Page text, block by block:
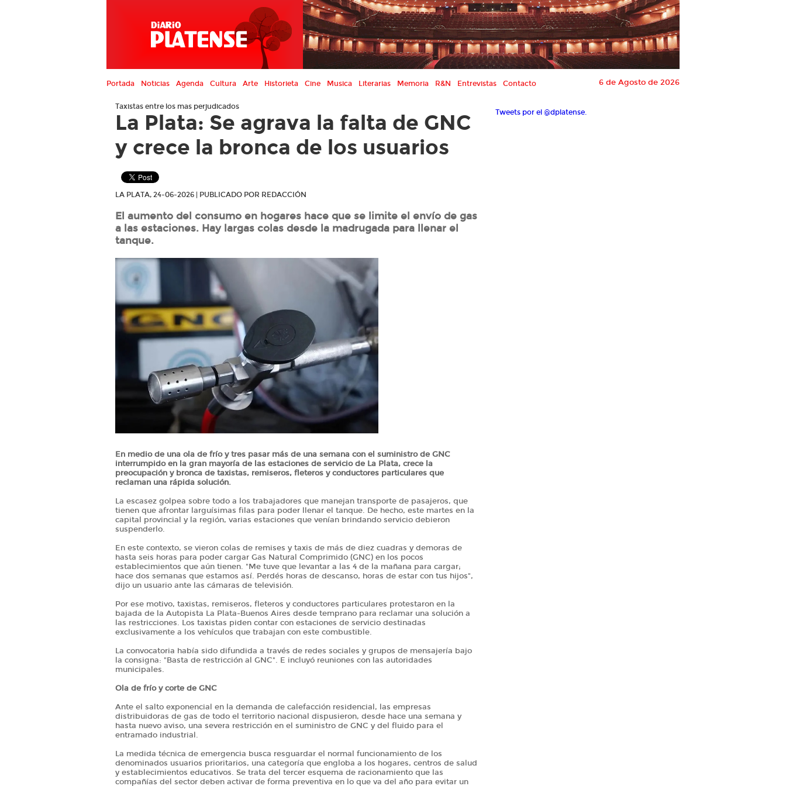
Portada Noticias Agenda Cultura Arte Historieta Cine Musica Literarias Memoria R&N Entrevistas Contacto 6 de Agosto de 2026
Taxistas entre los mas perjudicados
La Plata: Se agrava la falta de GNC
y crece la bronca de los usuarios
LA PLATA, 24-06-2026 | PUBLICADO POR REDACCIÓN
El aumento del consumo en hogares hace que se limite el envío de gas
a las estaciones. Hay largas colas desde la madrugada para llenar el
tanque.
En medio de una ola de frío y tres pasar más de una semana con el suministro de GNC
interrumpido en la gran mayoría de las estaciones de servicio de La Plata, crece la
preocupación y bronca de taxistas, remiseros, fleteros y conductores particulares que
reclaman una rápida solución.
La escasez golpea sobre todo a los trabajadores que manejan transporte de pasajeros, que
tienen que afrontar larguísimas filas para poder llenar el tanque. De hecho, este martes en la
capital provincial y la región, varias estaciones que venían brindando servicio debieron
suspenderlo.
En este contexto, se vieron colas de remises y taxis de más de diez cuadras y demoras de
hasta seis horas para poder cargar Gas Natural Comprimido (GNC) en los pocos
establecimientos que aún tienen. "Me tuve que levantar a las 4 de la mañana para cargar;
hace dos semanas que estamos así. Perdés horas de descanso, horas de estar con tus hijos",
dijo un usuario ante las cámaras de televisión.
Por ese motivo, taxistas, remiseros, fleteros y conductores particulares protestaron en la
bajada de la Autopista La Plata-Buenos Aires desde temprano para reclamar una solución a
las restricciones. Los taxistas piden contar con estaciones de servicio destinadas
exclusivamente a los vehículos que trabajan con este combustible.
La convocatoria había sido difundida a través de redes sociales y grupos de mensajería bajo
la consigna: "Basta de restricción al GNC". E incluyó reuniones con las autoridades
municipales.
Ola de frío y corte de GNC
Ante el salto exponencial en la demanda de calefacción residencial, las empresas
distribuidoras de gas de todo el territorio nacional dispusieron, desde hace una semana y
hasta nuevo aviso, una severa restricción en el suministro de GNC y del fluido para el
entramado industrial.
La medida técnica de emergencia busca resguardar el normal funcionamiento de los
denominados usuarios prioritarios, una categoría que engloba a los hogares, centros de salud
y establecimientos educativos. Se trata del tercer esquema de racionamiento que las
compañías del sector deben activar de forma preventiva en lo que va del año para evitar un
Tweets por el @dplatense.